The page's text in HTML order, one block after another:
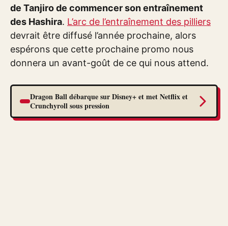
de Tanjiro de commencer son entraînement
des Hashira. L’arc de l’entraînement des pilliers
devrait être diffusé l’année prochaine, alors
espérons que cette prochaine promo nous
donnera un avant-goût de ce qui nous attend.
Dragon Ball débarque sur Disney+ et met Netflix et
Crunchyroll sous pression